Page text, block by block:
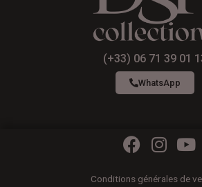
(+33) 06 71 39 01
WhatsApp
F
c
I
s
Y
u
Conditions générales de